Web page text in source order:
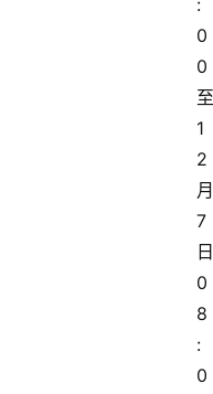
:
0
0
至
1
2
月
7
日
0
8
:
0